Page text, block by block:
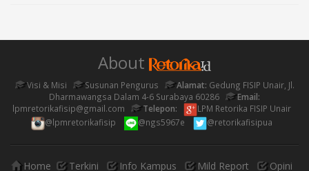
About
Visi & Misi Susunan Pengurus Alamat: Gedung FISIP Unair, Jl.
Dharmawangsa Dalam 4-6 Surabaya 60286
Email:
lpmretorikafisip@gmail.com
Telepon:
LPM Retorika FISIP Unair
@lpmretorikafisip
@ngs5967e @retorikafisipua
Home Terkini Info Kampus Mild Report Opini